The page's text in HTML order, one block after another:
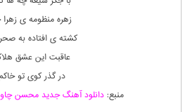
زهره منظومه ی
کشته ی افتاده به
عاقبت این عشق
در گذر کوی تو
منبع:دانلود آهنگ جدید محسن